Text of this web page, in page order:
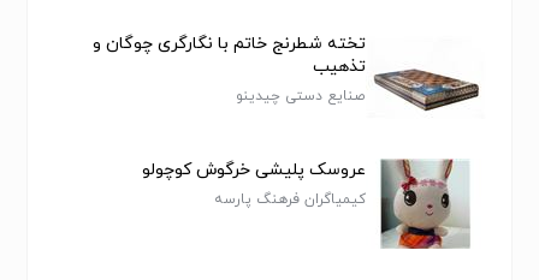
تخته شطرنج خاتم با نگارگری چوگان و
تذهیب
صنایع دستی چیدینو
عروسک پلیشی خرگوش کوچولو
کیمیاگران فرهنگ پارسه